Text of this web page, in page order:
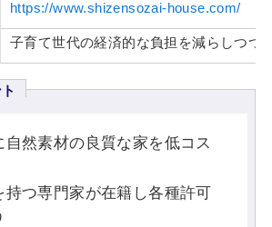
https://www.shizensozai-house.com/
子育て世代の経済的な負担を減らしつつ
自然素材の良質な家を低コス
持つ専門家が在籍し各種許可